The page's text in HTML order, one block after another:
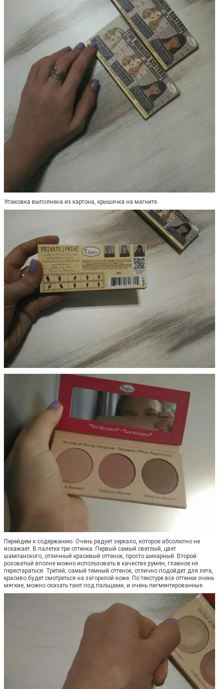
Упаковка выполнена из картона, крышечка на магните.
Перейдем к содержанию. Очень радует зеркало, которое абсолютно не
искажает. В палетке три оттенка. Первый самый светлый, цвет
шампанского, отличный красивый оттенок, просто шикарный. Второй
розоватый вполне можно использовать в качестве румян, главное не
перестараться. Третий, самый темный оттенок, отлично подойдет для лета,
красиво будет смотреться на загорелой коже. По текстуре все оттенки очень
мягкие, можно сказать тают под пальцами, и очень пигментированные.